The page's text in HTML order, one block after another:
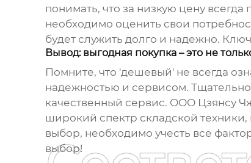
понимать, что за низкую цену
необходимо оценить свои
будет служить долго и надежно.
Вывод: выгодная покупка – это не
Помните, что 'дешевый' не всегда
надежностью и сервисом. Тщательно
качественный сервис. ООО Цзянсу
широкий спектр складской техники,
выбор, необходимо учесть все
выбор!